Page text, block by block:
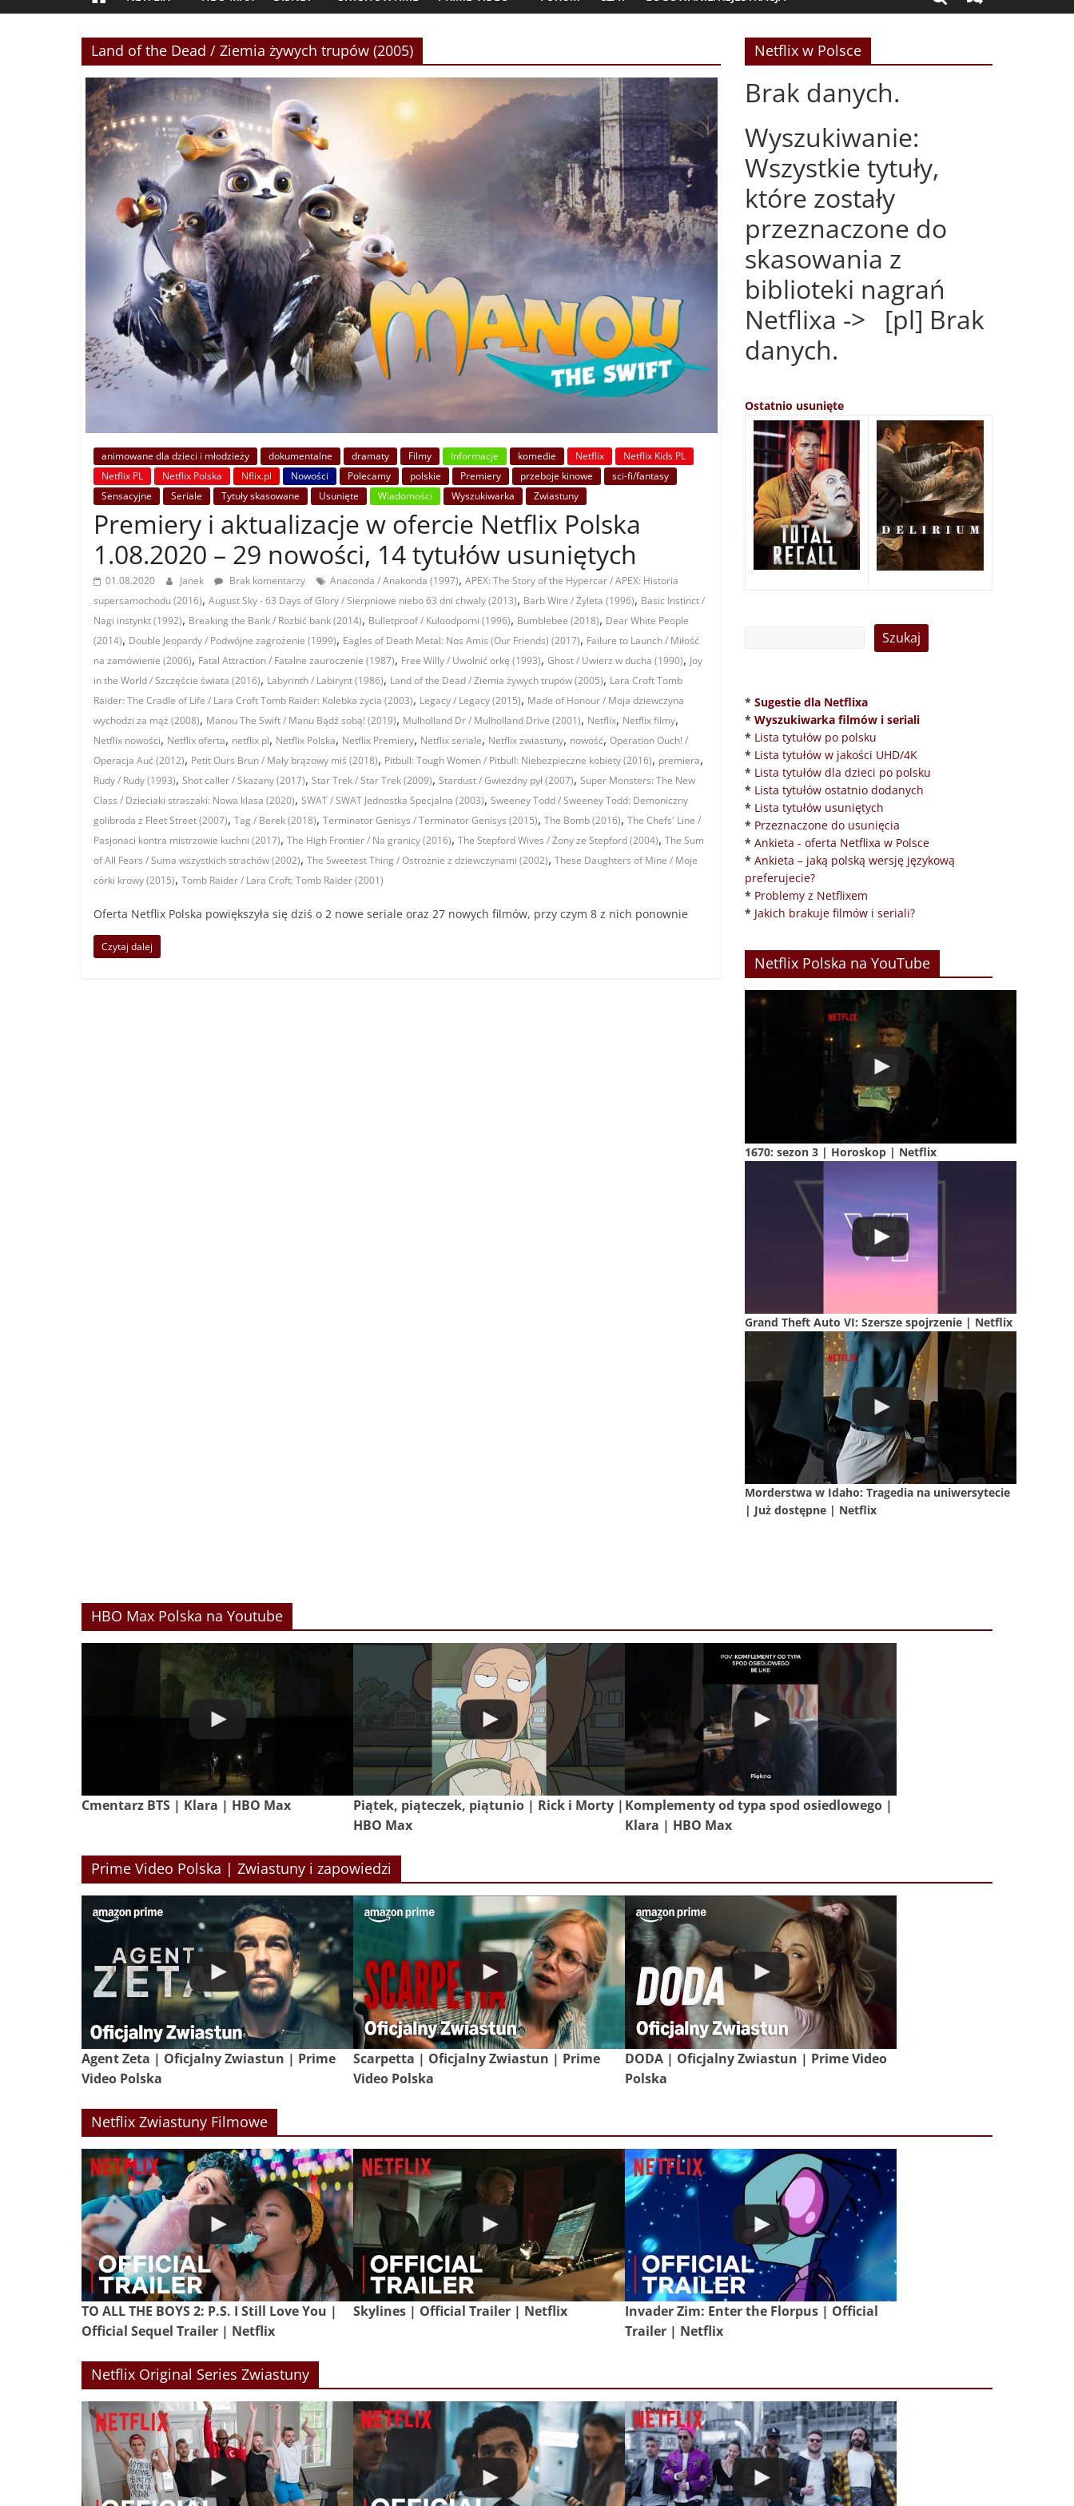
Land of the Dead / Ziemia żywych trupów (2005)
animowane dla dzieci i młodzieży dokumentalne dramaty Filmy Informacje komedie Netflix
Netflix Kids PL
Netflix PL
Netflix Polska Nflix.pl Nowości Polecamy polskie Premiery przeboje kinowe
sci-fi/fantasy
Sensacyjne
Seriale Tytuły skasowane Usunięte Wiadomości Wyszukiwarka Zwiastuny
Premiery i aktualizacje w ofercie Netflix Polska
1.08.2020 – 29 nowości, 14 tytułów usuniętych
01.08.2020 Janek Brak komentarzy Anaconda / Anakonda (1997), APEX: The Story of the Hypercar / APEX: Historia
supersamochodu (2016), August Sky - 63 Days of Glory / Sierpniowe niebo 63 dni chwaly (2013), Barb Wire / Żyleta (1996), Basic Instinct /
Nagi instynkt (1992), Breaking the Bank / Rozbić bank (2014), Bulletproof / Kuloodporni (1996), Bumblebee (2018), Dear White People
(2014), Double Jeopardy / Podwójne zagrożenie (1999), Eagles of Death Metal: Nos Amis (Our Friends) (2017), Failure to Launch / Miłość
na zamówienie (2006), Fatal Attraction / Fatalne zauroczenie (1987), Free Willy / Uwolnić orkę (1993), Ghost / Uwierz w ducha (1990), Joy
in the World / Szczęście świata (2016), Labyrinth / Labirynt (1986), Land of the Dead / Ziemia żywych trupów (2005), Lara Croft Tomb
Raider: The Cradle of Life / Lara Croft Tomb Raider: Kolebka życia (2003), Legacy / Legacy (2015), Made of Honour / Moja dziewczyna
wychodzi za mąż (2008), Manou The Swift / Manu Bądź sobą! (2019), Mulholland Dr / Mulholland Drive (2001), Netflix, Netflix filmy,
Netflix nowości, Netflix oferta, netflix pl, Netflix Polska, Netflix Premiery, Netflix seriale, Netflix zwiastuny, nowość, Operation Ouch! /
Operacja Auć (2012), Petit Ours Brun / Mały brązowy miś (2018), Pitbull: Tough Women / Pitbull: Niebezpieczne kobiety (2016), premiera,
Rudy / Rudy (1993), Shot caller / Skazany (2017), Star Trek / Star Trek (2009), Stardust / Gwiezdny pył (2007), Super Monsters: The New
Class / Dzieciaki straszaki: Nowa klasa (2020), SWAT / SWAT Jednostka Specjalna (2003), Sweeney Todd / Sweeney Todd: Demoniczny
golibroda z Fleet Street (2007), Tag / Berek (2018), Terminator Genisys / Terminator Genisys (2015), The Bomb (2016), The Chefs' Line /
Pasjonaci kontra mistrzowie kuchni (2017), The High Frontier / Na granicy (2016), The Stepford Wives / Żony ze Stepford (2004), The Sum
of All Fears / Suma wszystkich strachów (2002), The Sweetest Thing / Ostrożnie z dziewczynami (2002), These Daughters of Mine / Moje
córki krowy (2015), Tomb Raider / Lara Croft: Tomb Raider (2001)
Oferta Netflix Polska powiększyła się dziś o 2 nowe seriale oraz 27 nowych filmów, przy czym 8 z nich ponownie
Czytaj dalej
Netflix w Polsce
Brak danych.
Wyszukiwanie:
Wszystkie tytuły,
które zostały
przeznaczone do
skasowania z
biblioteki nagrań
Netflixa -> [pl] Brak
danych.
Ostatnio usunięte
* Sugestie dla Netflixa
* Wyszukiwarka filmów i seriali
* Lista tytułów po polsku
* Lista tytułów w jakości UHD/4K
* Lista tytułów dla dzieci po polsku
* Lista tytułów ostatnio dodanych
* Lista tytułów usuniętych
* Przeznaczone do usunięcia
* Ankieta - oferta Netflixa w Polsce
* Ankieta – jaką polską wersję językową
preferujecie?
* Problemy z Netflixem
* Jakich brakuje filmów i seriali?
Netflix Polska na YouTube
1670: sezon 3 | Horoskop | Netflix
Grand Theft Auto VI: Szersze spojrzenie | Netflix
Morderstwa w Idaho: Tragedia na uniwersytecie
| Już dostępne | Netflix
HBO Max Polska na Youtube
Cmentarz BTS | Klara | HBO Max
Piątek, piąteczek, piątunio | Rick i Morty |
HBO Max
Komplementy od typa spod osiedlowego |
Klara | HBO Max
Prime Video Polska | Zwiastuny i zapowiedzi
Agent Zeta | Oficjalny Zwiastun | Prime
Video Polska
Scarpetta | Oficjalny Zwiastun | Prime
Video Polska
DODA | Oficjalny Zwiastun | Prime Video
Polska
Netflix Zwiastuny Filmowe
TO ALL THE BOYS 2: P.S. I Still Love You |
Official Sequel Trailer | Netflix
Skylines | Official Trailer | Netflix
Invader Zim: Enter the Florpus | Official
Trailer | Netflix
Netflix Original Series Zwiastuny